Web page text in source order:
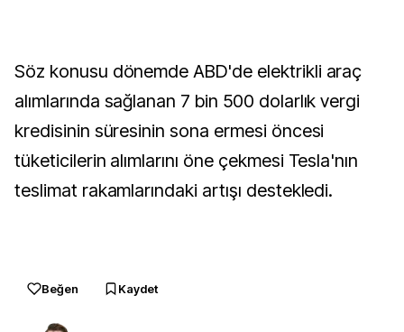
Söz konusu dönemde ABD'de elektrikli araç
alımlarında sağlanan 7 bin 500 dolarlık vergi
kredisinin süresinin sona ermesi öncesi
tüketicilerin alımlarını öne çekmesi Tesla'nın
teslimat rakamlarındaki artışı destekledi.
Beğen Kaydet